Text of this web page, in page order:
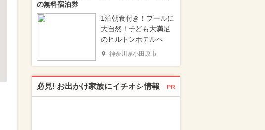
の無料宿泊券
1泊朝食付き！プールに
大自然！子ども大満足
のヒルトンホテルへ
神奈川県小田原市
必見! お出かけ家族にイチオシ情報 PR